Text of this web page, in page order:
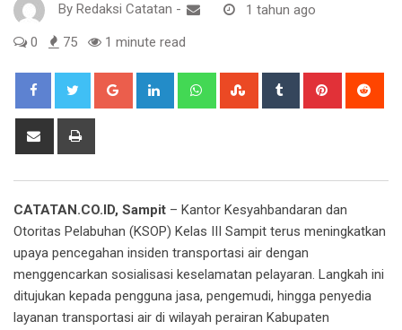
By Redaksi Catatan - 1 tahun ago
0 75 1 minute read
Google+ LinkedIn WhatsappStumbleUpon
Tumblr Pinterest
Share
CATATAN.CO.ID, Sampit – Kantor Kesyahbandaran dan
Otoritas Pelabuhan (KSOP) Kelas III Sampit terus meningkatkan
upaya pencegahan insiden transportasi air dengan
menggencarkan sosialisasi keselamatan pelayaran. Langkah ini
ditujukan kepada pengguna jasa, pengemudi, hingga penyedia
layanan transportasi air di wilayah perairan Kabupaten